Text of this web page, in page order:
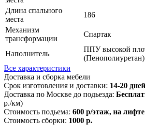
Длина спального
места
186
Механизм
трансформации
Спартак
Наполнитель
ППУ высокой
(Пенополиуретан)
Все характеристики
Доставка и сборка мебели
Срок изготовления и доставки: 14-20 дней
Доставка по Москве до подьезда:
р./км)
Стоимость подьема: 600 р/этаж, на
Стоимость сборки: 1000 р.